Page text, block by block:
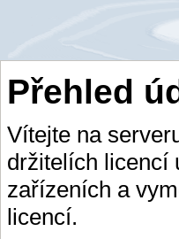
Přehled
Vítejte na
držitelích licencí
zařízeních a
licencí.